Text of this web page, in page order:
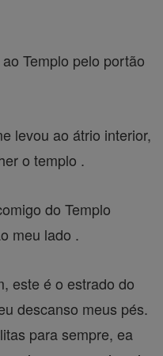
Templo pelo portão
levou ao átrio interior,
o templo .
do Templo
meu lado .
este é o estrado do
descanso meus pés.
para sempre, ea